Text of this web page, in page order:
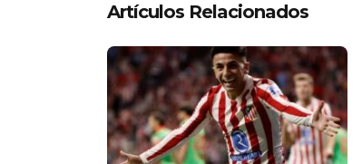
Artículos Relacionados